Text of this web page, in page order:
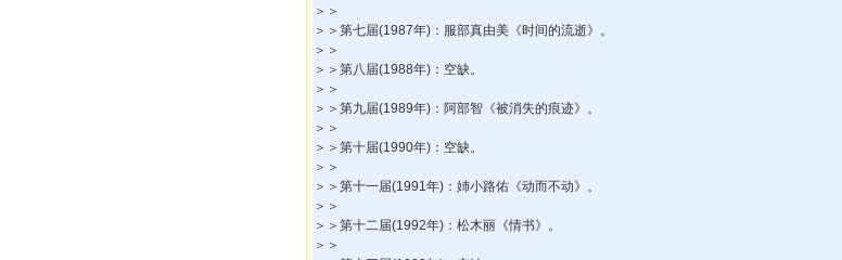
＞＞
＞＞第七届(1987年)：服部真由美《时间的流逝》。
＞＞
＞＞第八届(1988年)：空缺。
＞＞
＞＞第九届(1989年)：阿部智《被消失的痕迹》。
＞＞
＞＞第十届(1990年)：空缺。
＞＞
＞＞第十一届(1991年)：姉小路佑《动而不动》。
＞＞
＞＞第十二届(1992年)：松木丽《情书》。
＞＞